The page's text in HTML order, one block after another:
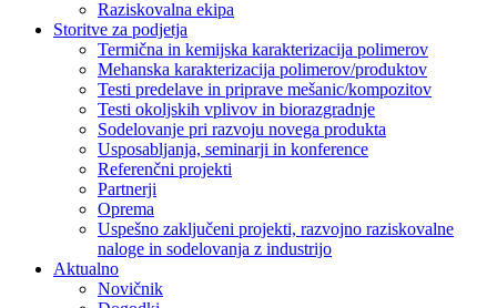
Raziskovalna ekipa
Storitve za podjetja
Termična in kemijska karakterizacija polimerov
Mehanska karakterizacija polimerov/produktov
Testi predelave in priprave mešanic/kompozitov
Testi okoljskih vplivov in biorazgradnje
Sodelovanje pri razvoju novega produkta
Usposabljanja, seminarji in konference
Referenčni projekti
Partnerji
Oprema
Uspešno zaključeni projekti, razvojno raziskovalne
naloge in sodelovanja z industrijo
Aktualno
Novičnik